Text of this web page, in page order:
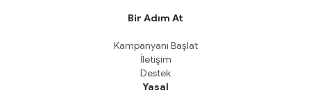
Bir Adım At
Kampanyanı Başlat
İletişim
Destek
Yasal